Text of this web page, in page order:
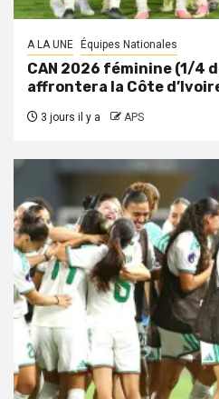
A LA UNE Équipes Nationales
CAN 2026 féminine (1/4
affrontera la Côte
3 jours il y a APS